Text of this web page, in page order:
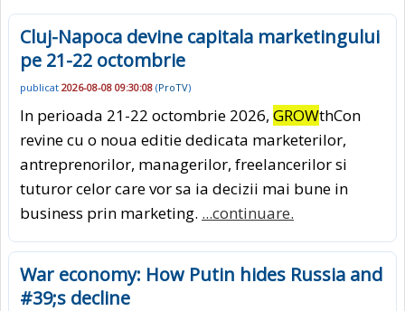
Cluj-Napoca devine capitala marketingului
pe 21-22 octombrie
publicat 2026-08-08 09:30:08 (ProTV)
In perioada 21-22 octombrie 2026, GROWthCon
revine cu o noua editie dedicata marketerilor,
antreprenorilor, managerilor, freelancerilor si
tuturor celor care vor sa ia decizii mai bune in
business prin marketing. ...continuare.
War economy: How Putin hides Russia and
#39;s decline